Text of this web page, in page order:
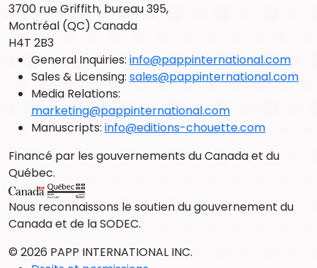
3700 rue Griffith, bureau 395,
Montréal (QC) Canada
H4T 2B3
General Inquiries: info@pappinternational.com
Sales & Licensing: sales@pappinternational.com
Media Relations:
marketing@pappinternational.com
Manuscripts: info@editions-chouette.com
Financé par les gouvernements du Canada et du
Québec.
Nous reconnaissons le soutien du gouvernement du
Canada et de la SODEC.
© 2026 PAPP INTERNATIONAL INC.